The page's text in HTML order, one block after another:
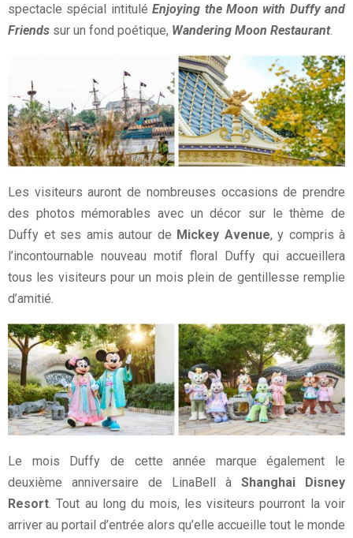
spectacle spécial intituléEnjoying the Moon with Duffy and
Friends sur un fond poétique, Wandering Moon Restaurant.
Les visiteurs auront de nombreuses occasions de prendre
des photos mémorables avec un décor sur le thème de
Duffy et ses amis autour de Mickey Avenue, y compris à
l’incontournable nouveau motif floral Duffy qui accueillera
tous les visiteurs pour un mois plein de gentillesse remplie
d’amitié.
Le mois Duffy de cette année marque également le
deuxième anniversaire de LinaBell à Shanghai Disney
Resort. Tout au long du mois, les visiteurs pourront la voir
arriver au portail d’entrée alors qu’elle accueille tout le monde